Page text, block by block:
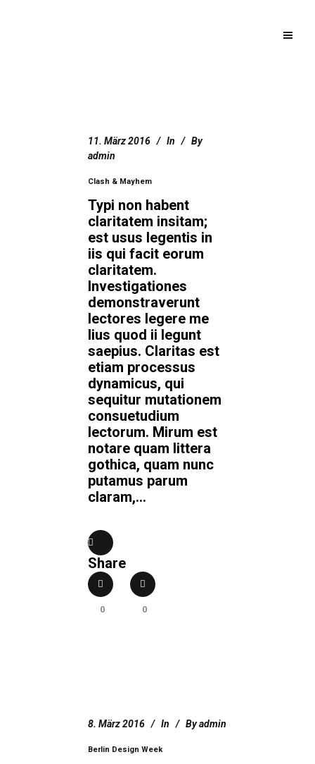
11. März 2016 In
By
admin
Clash & Mayhem
Typi non habent
claritatem insitam;
est usus legentis in
iis qui facit eorum
claritatem.
Investigationes
demonstraverunt
lectores legere me
lius quod ii legunt
saepius. Claritas est
etiam processus
dynamicus, qui
sequitur mutationem
consuetudium
lectorum. Mirum est
notare quam littera
gothica, quam nunc
putamus parum
claram,...
Share
0 0
8. März 2016 In Byadmin
Berlin Design Week